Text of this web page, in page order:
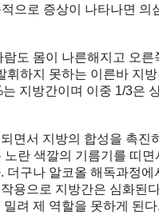
으로 증상이 나타나면 의
도 몸이 나른해지고 오른
휘하지 못하는 이른바 지
지방간이며 이중 1/3은
면서 지방의 합성을 촉진
란 색깔의 기름기를 띠
더구나 알코올 해독과정
용으로 지방간은 심화된
려 제 역할을 못하게 된